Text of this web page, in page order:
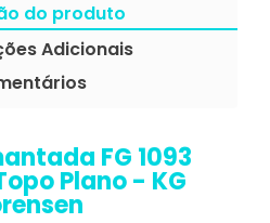
do produto
Adicionais
FG 1093
Plano - KG